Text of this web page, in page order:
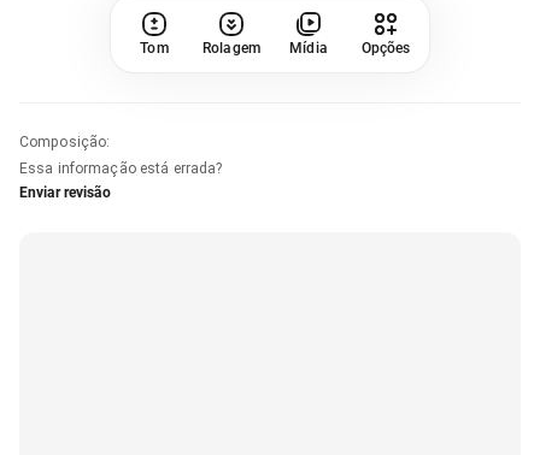
Tom Rolagem Mídia Opções
Composição:
Essa informação está errada?
Enviar revisão